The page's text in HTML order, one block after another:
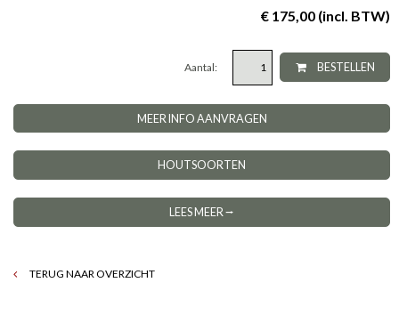
€ 175,00 (incl. BTW)
Aantal: BESTELLEN
MEER INFO AANVRAGEN
HOUTSOORTEN
LEES MEER ⭢
TERUG NAAR OVERZICHT